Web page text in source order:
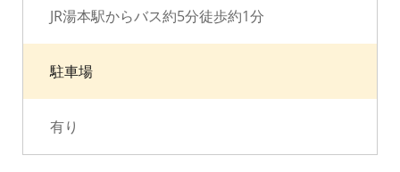
JR湯本駅からバス約5分徒歩約1分
駐車場
有り